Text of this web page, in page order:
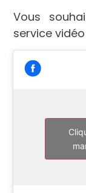
Vous
service